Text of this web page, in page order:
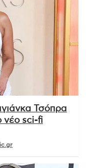
Τσόπρα
νέο sci-fi